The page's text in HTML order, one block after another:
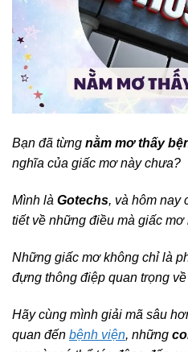
Bạn đã từng nằm mơ thấy
nghĩa của giấc mơ này chưa?
Mình là Gotechs, và hôm nay
tiết về những điều mà giấc mơ
Những giấc mơ không chỉ là
đựng thông điệp quan trọng
Hãy cùng mình giải mã sâu
quan đến bệnh viện, những